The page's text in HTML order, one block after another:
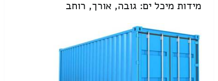
מידות מיכל ים: גובה, אורך, רוחב